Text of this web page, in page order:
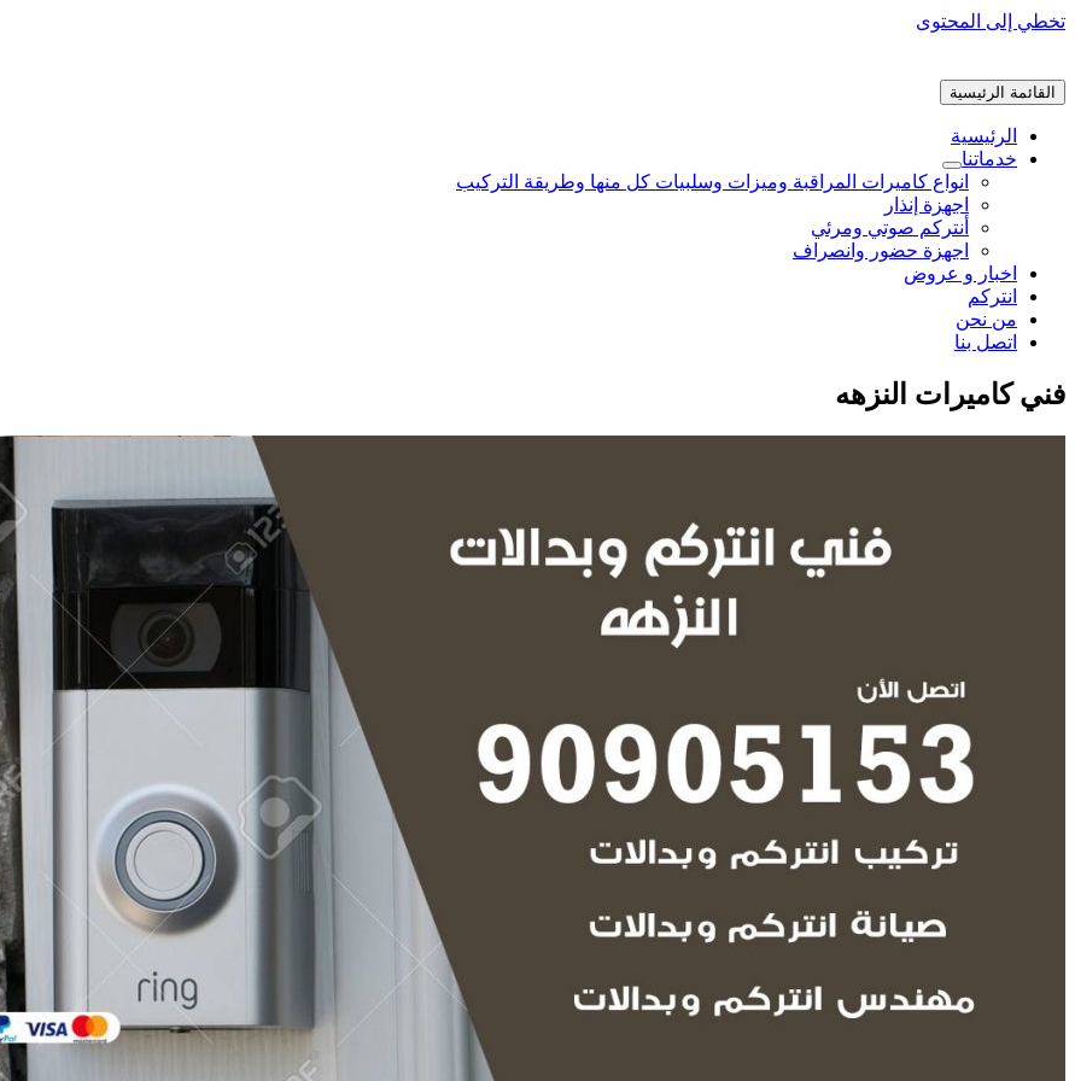
تخطي إلى المحتوى
القائمة الرئيسية
الرئيسية
خدماتنا
انواع كاميرات المراقبة وميزات وسلبيات كل منها وطريقة التركيب
اجهزة إنذار
أنتركم صوتي ومرئي
اجهزة حضور وانصراف
اخبار و عروض
انتركم
من نحن
اتصل بنا
فني كاميرات النزهه